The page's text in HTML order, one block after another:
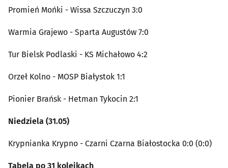
Promień Mońki - Wissa Szczuczyn 3:0
Warmia Grajewo - Sparta Augustów 7:0
Tur Bielsk Podlaski - KS Michałowo 4:2
Orzeł Kolno - MOSP Białystok 1:1
Pionier Brańsk - Hetman Tykocin 2:1
Niedziela (31.05)
Krypnianka Krypno - Czarni Czarna Białostocka 0:0 (0:0)
Tabela po 31 kolejkach